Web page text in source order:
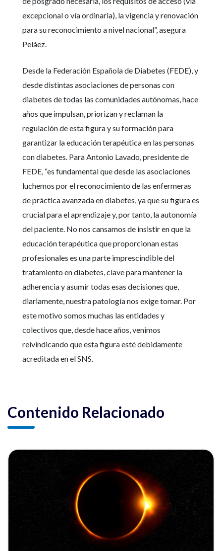
excepcional o vía ordinaria), la vigencia y renovación
para su reconocimiento a nivel nacional”, asegura
Peláez.
Desde la Federación Española de Diabetes (FEDE), y
desde distintas asociaciones de personas con
diabetes de todas las comunidades autónomas, hace
años que impulsan, priorizan y reclaman la
regulación de esta figura y su formación para
garantizar la educación terapéutica en las personas
con diabetes. Para Antonio Lavado, presidente de
FEDE, “es fundamental que desde las asociaciones
luchemos por el reconocimiento de las enfermeras
de práctica avanzada en diabetes, ya que su figura es
crucial para el aprendizaje y, por tanto, la autonomía
del paciente. No nos cansamos de insistir en que la
educación terapéutica que proporcionan estas
profesionales es una parte imprescindible del
tratamiento en diabetes, clave para mantener la
adherencia y asumir todas esas decisiones que,
diariamente, nuestra patología nos exige tomar. Por
este motivo somos muchas las entidades y
colectivos que, desde hace años, venimos
reivindicando que esta figura esté debidamente
acreditada en el SNS.
Contenido Relacionado
Ver noticia